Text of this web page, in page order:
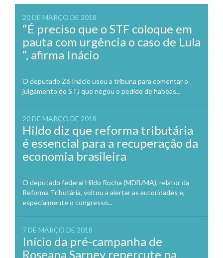
20 DE MARÇO DE 2018
“É preciso que o STF coloque em
pauta com urgência o caso de Lula
“, afirma Inácio
O deputado Zé Inácio usou a tribuna para comentar o
julgamento do STJ que negou o pedido de habeas...
20 DE MARÇO DE 2018
Hildo diz que reforma tributária
é essencial para a recuperação da
economia brasileira
O deputado federal Hildo Rocha (MDB/MA), relator da
Reforma Tributária, voltou a alertar as autoridades e,
especialmente o congresso...
7 DE MARÇO DE 2018
Início da pré-campanha de
Roseana Sarney repercute na